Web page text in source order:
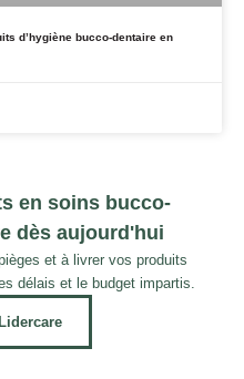
d’hygiène bucco-dentaire en
en soins bucco-
dès aujourd'hui
et à livrer vos produits
délais et le budget impartis.